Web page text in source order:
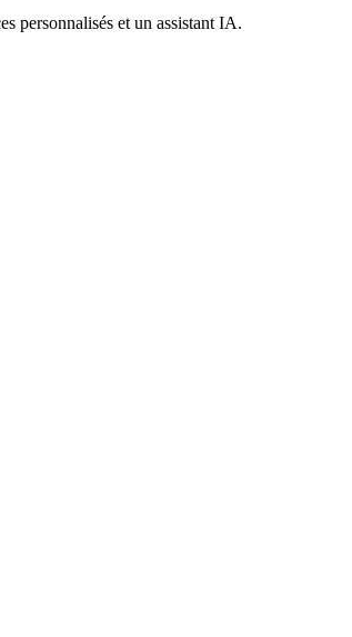
\oplus
personnalisés et un assistant IA.